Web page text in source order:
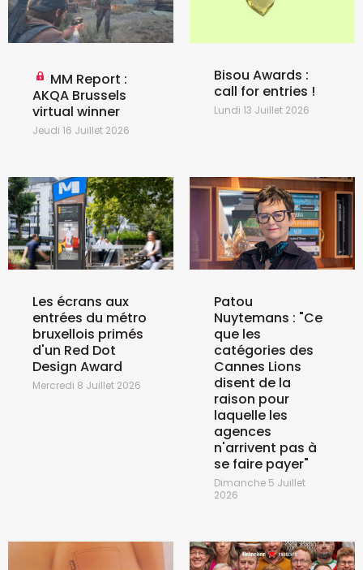
MM Report :
AKQA Brussels
virtual winner
Jeudi 16 Juillet 2026
Bisou Awards :
call for entries !
Lundi 13 Juillet 2026
Les écrans aux
entrées du métro
bruxellois primés
d'un Red Dot
Design Award
Mercredi 8 Juillet 2026
Patou
Nuytemans : "Ce
que les
catégories des
Cannes Lions
disent de la
raison pour
laquelle les
agences
n'arrivent pas à
se faire payer"
Dimanche 5 Juillet
2026